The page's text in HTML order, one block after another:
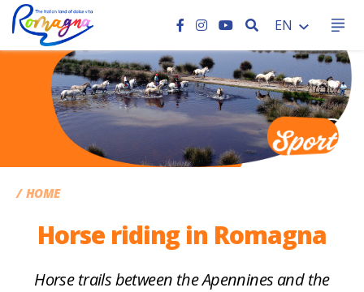
SEARCH
EN
CC
HOME
Horse riding in Romagna
Horse trails between the Apennines and the